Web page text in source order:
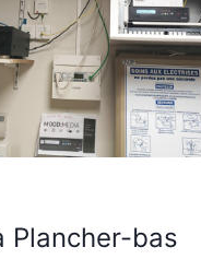
Plancher-bas